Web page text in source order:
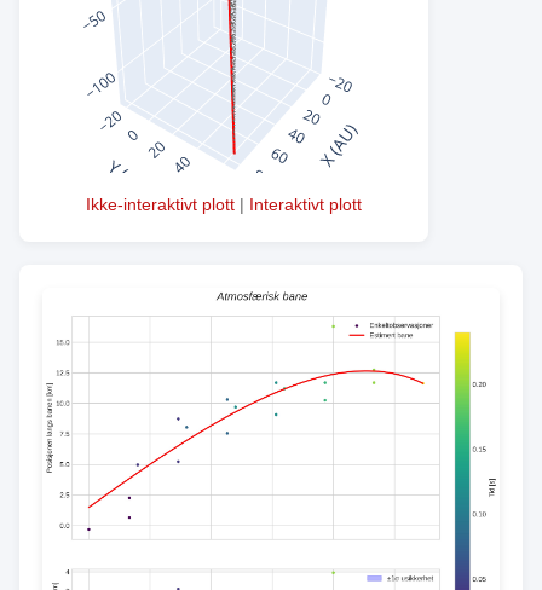
Ikke-interaktivt plott | Interaktivt plott